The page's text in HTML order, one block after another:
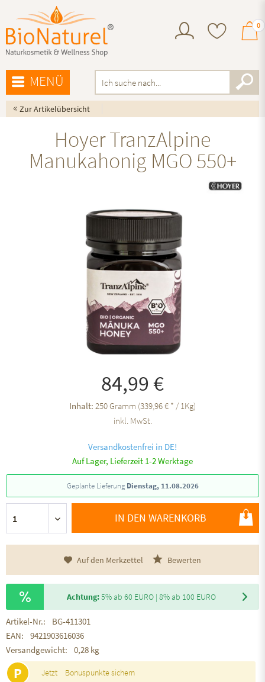
0
MENÜ
« Zur Artikelübersicht
Hoyer TranzAlpine
Manukahonig MGO 550+
84,99 €
Inhalt: 250 Gramm (339,96 € * / 1Kg)
inkl. MwSt.
Versandkostenfrei in DE!
Auf Lager, Lieferzeit 1-2 Werktage
Geplante Lieferung Dienstag, 11.08.2026
IN DEN WARENKORB
Auf den Merkzettel Bewerten
Achtung:5% ab 60 EURO | 8% ab 100 EURO
Artikel-Nr.:
BG-411301
EAN:
9421903616036
Versandgewicht:
0,28 kg
P Jetzt Bonuspunkte sichern